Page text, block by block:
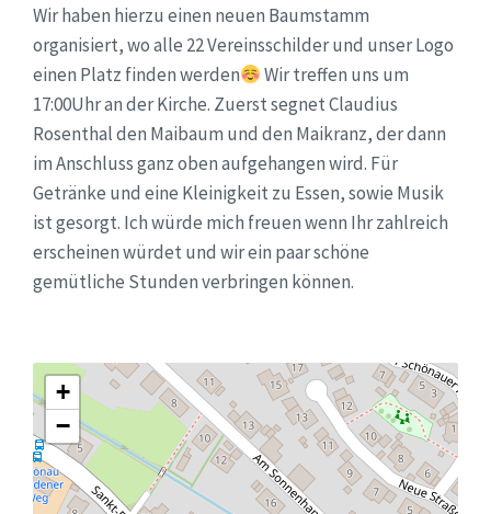
Wir haben hierzu einen neuen Baumstamm
organisiert, wo alle 22 Vereinsschilder und unser Logo
einen Platz finden werden
Wir treffen uns um
17:00Uhr an der Kirche. Zuerst segnet Claudius
Rosenthal den Maibaum und den Maikranz, der dann
im Anschluss ganz oben aufgehangen wird. Für
Getränke und eine Kleinigkeit zu Essen, sowie Musik
ist gesorgt. Ich würde mich freuen wenn Ihr zahlreich
erscheinen würdet und wir ein paar schöne
gemütliche Stunden verbringen können.
+
−